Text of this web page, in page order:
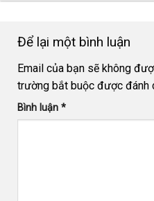
Để lại một bình luận
Email của bạn sẽ không
trường bắt buộc được đánh
Bình luận *